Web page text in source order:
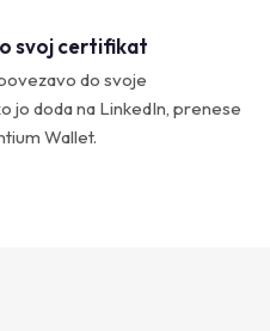
svoj certifikat
do svoje
jo doda na LinkedIn, prenese
Wallet.